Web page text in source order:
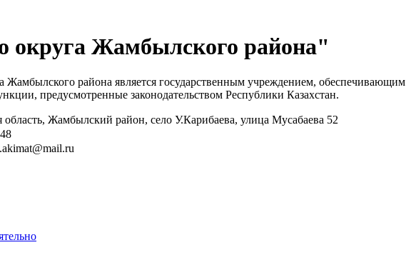
округа Жамбылского района"
Жамбылского района является государственным учреждением, обеспечивающим
предусмотренные законодательством Республики Казахстан.
область, Жамбылский район, село У.Карибаева, улица Мусабаева 52